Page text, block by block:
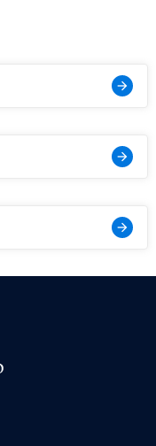
arrow_forward
arrow_forward
arrow_forward